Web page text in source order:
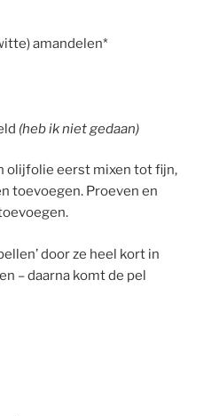
amandelen*
(heb ik niet gedaan)
olijfolie eerst mixen tot fijn,
toevoegen. Proeven en
door ze heel kort in
– daarna komt de pel